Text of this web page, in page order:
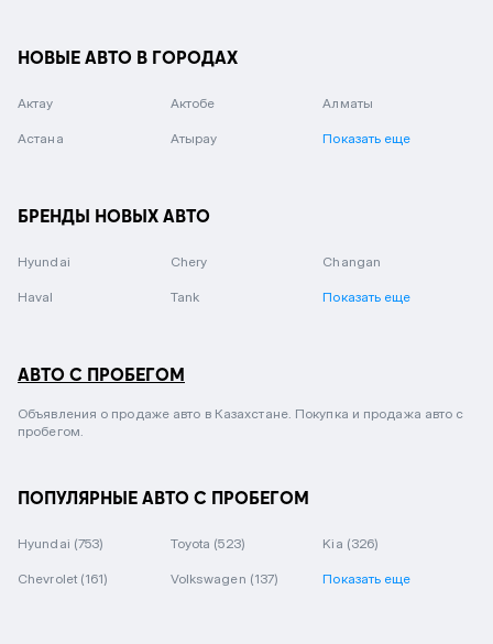
НОВЫЕ АВТО В ГОРОДАХ
Актау Актобе Алматы
Астана Атырау Показать еще
БРЕНДЫ НОВЫХ АВТО
Hyundai Chery Changan
Haval Tank Показать еще
АВТО С ПРОБЕГОМ
Объявления о продаже авто в Казахстане. Покупка и продажа авто с
пробегом.
ПОПУЛЯРНЫЕ АВТО С ПРОБЕГОМ
Hyundai (753) Toyota (523) Kia (326)
Chevrolet (161) Volkswagen (137) Показать еще